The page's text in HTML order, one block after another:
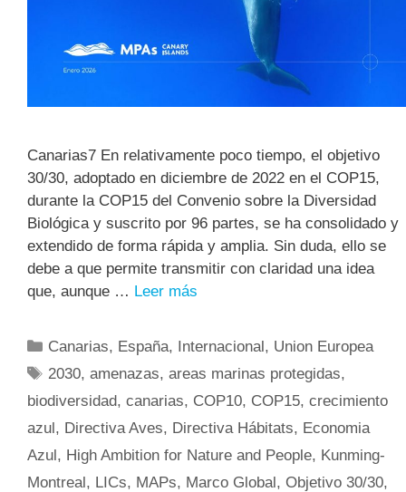
Canarias7 En relativamente poco tiempo, el objetivo
30/30, adoptado en diciembre de 2022 en el COP15,
durante la COP15 del Convenio sobre la Diversidad
Biológica y suscrito por 96 partes, se ha consolidado y
extendido de forma rápida y amplia. Sin duda, ello se
debe a que permite transmitir con claridad una idea
que, aunque … Leer más
Canarias, España, Internacional, Union Europea
2030,amenazas,areas marinas protegidas,
biodiversidad, canarias, COP10, COP15, crecimiento
azul, Directiva Aves, Directiva Hábitats, Economia
Azul, High Ambition for Nature and People, Kunming-
Montreal, LICs, MAPs, Marco Global, Objetivo 30/30,